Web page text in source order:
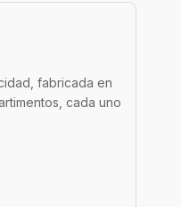
fabricada en
cada uno